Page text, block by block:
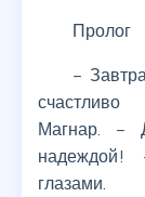
Пролог
–
Магнар. –
надеждой!
глазами.